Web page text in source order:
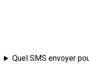
Quel SMS envoyer